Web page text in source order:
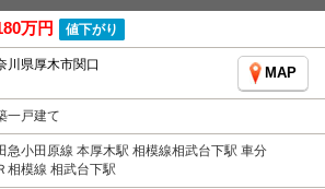
万円 値下がり
川県厚木市関口
MAP
一戸建て
急小田原線 本厚木駅 相模線相武台下駅 車分
相模線 相武台下駅